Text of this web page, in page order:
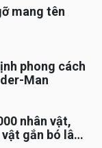
mang tên
phong cách
Man
nhân vật,
gắn bó lâu